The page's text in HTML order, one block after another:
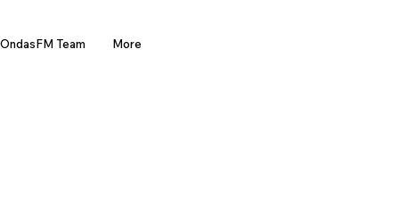
OndasFM Team More